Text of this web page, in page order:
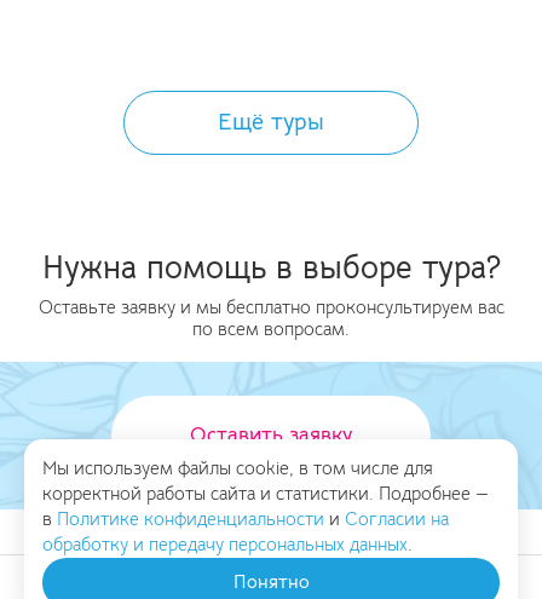
Ещё туры
Нужна помощь в выборе тура?
Оставьте заявку и мы бесплатно проконсультируем вас
по всем вопросам.
Оставить заявку
Мы используем файлы cookie, в том числе для
корректной работы сайта и статистики. Подробнее —
в Политике конфиденциальности и Согласии на
обработку и передачу персональных данных.
Понятно